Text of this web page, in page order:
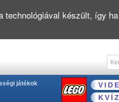
játékok
készült, így